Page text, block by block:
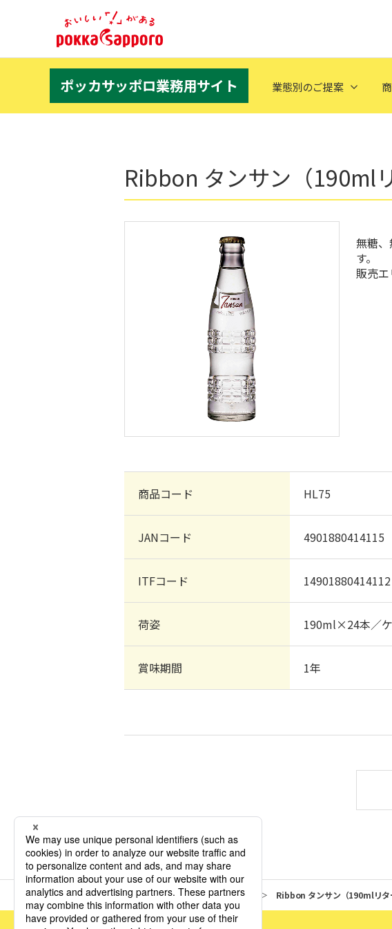
ポッカサッポロ業務用サイト 業態別のご提案
Ribbon タンサン（190ml
無糖
す。
販売
商品コード HL75
JANコード 4901880414115
ITFコード 14901880414112
荷姿 190ml×24本／
賞味期間 1年
商品情報 ドリンク Ribbon タンサン（190mlリタ